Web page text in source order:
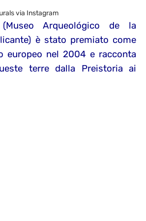
via Instagram
Arqueológico de la
è stato premiato come
europeo nel 2004 e racconta
terre dalla Preistoria ai